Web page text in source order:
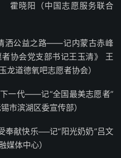
霍晓阳（中国志愿服务联合
洒公益之路——记内蒙古赤峰
协会党支部书记王玉清》 王
龙道德氧吧志愿者协会）
一代——记“全国最美志愿者”
滨湖区委宣传部）
奉献快乐──记“阳光奶奶”吕文
体中心）